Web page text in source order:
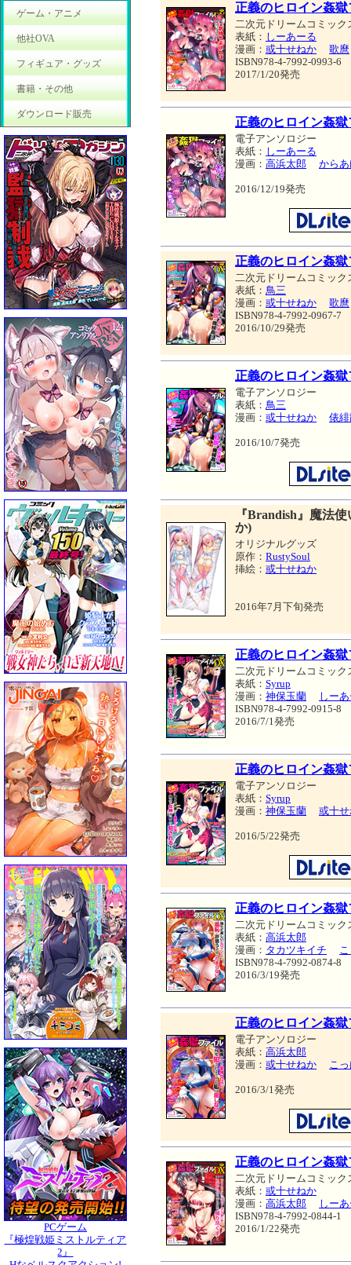
ゲーム・アニメ
他社OVA
フィギュア・グッズ
書籍・その他
ダウンロード販売
PCゲーム
『極煌戦姫ミストルティア
2』
正義のヒロイン姦
二次元ドリームコミック
表紙： しーあーる
漫画： 或十せねか
歌麿
ISBN978-4-7992-0993-6
2017/1/20発売
正義のヒロイン姦獄
電子アンソロジー
表紙： しーあーる
漫画： 高浜太郎 から
2016/12/19発売
正義のヒロイン姦
二次元ドリームコミック
表紙： 鳥三
漫画： 或十せねか
歌麿
ISBN978-4-7992-0967-7
2016/10/29発売
正義のヒロイン姦
電子アンソロジー
表紙： 鳥三
漫画： 或十せねか 俵
2016/10/7発売
『Brandish』魔法
か)
オリジナルグッズ
原作： RustySoul
挿絵： 或十せねか
2016年7月下旬発売
正義のヒロイン姦
二次元ドリームコミック
表紙： Syrup
漫画： 神保玉蘭
しー
ISBN978-4-7992-0915-8
2016/7/1発売
正義のヒロイン姦
電子アンソロジー
表紙： Syrup
漫画： 神保玉蘭 或十
2016/5/22発売
正義のヒロイン姦
二次元ドリームコミック
表紙： 高浜太郎
漫画： タカツキイチ
ISBN978-4-7992-0874-8
2016/3/19発売
正義のヒロイン姦
電子アンソロジー
表紙： 高浜太郎
漫画： 或十せねか こ
2016/3/1発売
正義のヒロイン姦
二次元ドリームコミック
表紙： 或十せねか
漫画： 高浜太郎
しー
ISBN978-4-7992-0844-1
2016/1/22発売